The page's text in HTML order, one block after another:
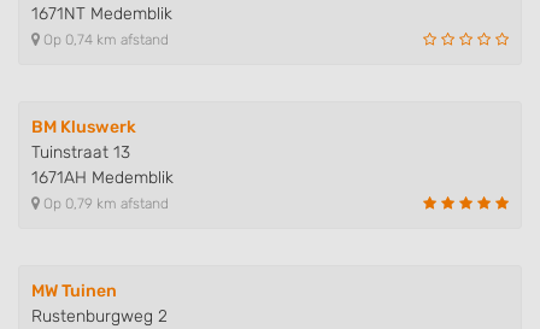
1671NT Medemblik
Op 0,74 km afstand
BM Kluswerk
Tuinstraat 13
1671AH Medemblik
Op 0,79 km afstand
MW Tuinen
Rustenburgweg 2